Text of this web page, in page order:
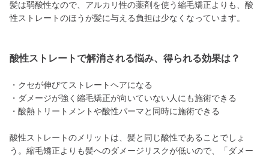
髪は弱酸性なので、アルカリ性の薬剤を使う縮毛矯正よりも、酸
性ストレートのほうが髪に与える負担は少なくなっています。
酸性ストレートで解消される悩み、得られる効果は？
・クセが伸びてストレートヘアになる
・ダメージが強く縮毛矯正が向いていない人にも施術できる
・酸熱トリートメントや酸性パーマと同時に施術できる
酸性ストレートのメリットは、髪と同じ酸性であることでしょ
う。縮毛矯正よりも髪へのダメージリスクが低いので、「ダメー